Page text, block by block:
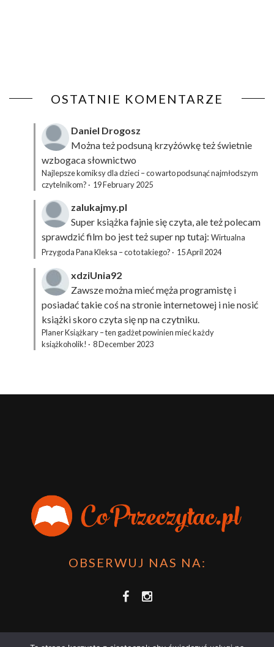
OSTATNIE KOMENTARZE
Daniel Drogosz
Można też podsuną krzyżówkęteż świetnie
wzbogaca słownictwo
Najlepsze komiksy dla dzieci – co warto podsunąć najmłodszym
czytelnikom? · 19 February 2025
zalukajmy.pl
Super książka fajnie się czyta, ale też polecam
sprawdzić film bo jest też super np tutaj: Wirtualna
Przygoda Pana Kleksa – co to takiego? · 15 April 2024
xdziUnia92
Zawsze można mieć męża programistę i
posiadać takie coś na stronie internetowej i nie nosić
książki skoro czyta się np na czytniku.
Planer Książkary – ten gadżet powinien mieć każdy
książkoholik! · 8 December 2023
OBSERWUJ NAS NA: